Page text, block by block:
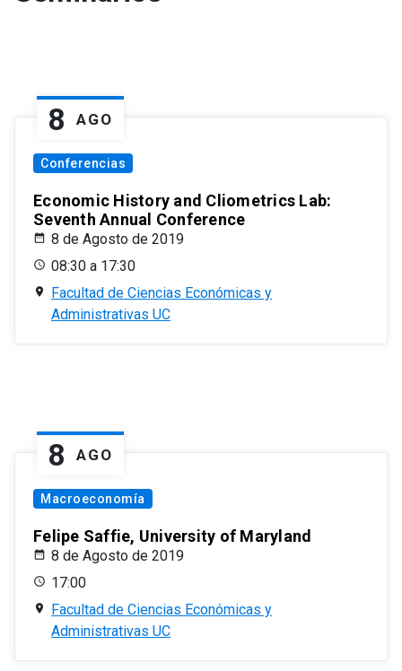
8 AGO
Conferencias
Economic History and Cliometrics Lab:
Seventh Annual Conference
8 de Agosto de 2019
08:30 a 17:30
Facultad de Ciencias Económicas y
Administrativas UC
8 AGO
Macroeconomía
Felipe Saffie, University of Maryland
8 de Agosto de 2019
17:00
Facultad de Ciencias Económicas y
Administrativas UC